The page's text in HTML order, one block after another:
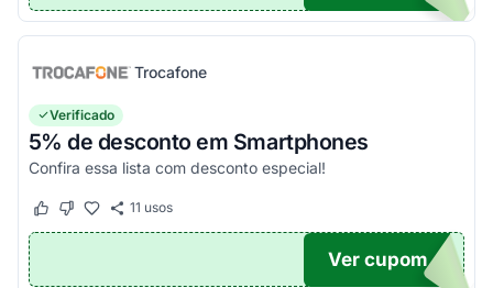
Trocafone
Verificado
5% de desconto em Smartphones
Confira essa lista com desconto especial!
Este cupom funcionou
Este cupom não funcionou
11 usos
OFF
Ver cupom